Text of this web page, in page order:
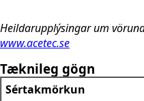
Heildarupplýsingar um
www.acetec.se
Tæknileg gögn
Sértakmörkun